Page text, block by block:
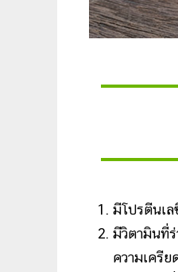
มีโปรตีนเ
มีวิตามินที่
ความเครีย